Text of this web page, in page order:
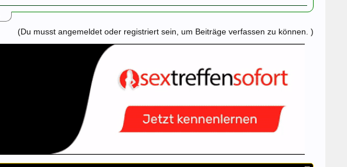
(Du musst angemeldet oder registriert sein, um Beiträge verfassen zu können. )